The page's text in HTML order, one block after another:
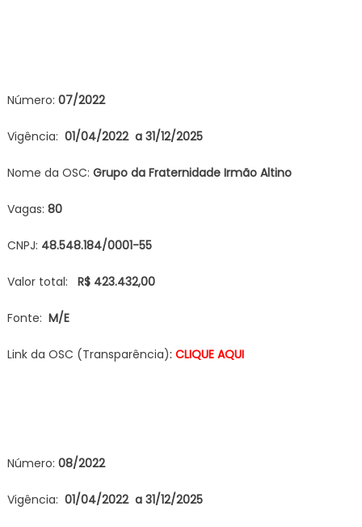
Número: 07/2022
Vigência: 01/04/2022 a 31/12/2025
Nome da OSC: Grupo da Fraternidade Irmão Altino
Vagas: 80
CNPJ: 48.548.184/0001-55
Valor total: R$ 423.432,00
Fonte: M/E
Link da OSC (Transparência): CLIQUE AQUI
Número: 08/2022
Vigência: 01/04/2022 a 31/12/2025